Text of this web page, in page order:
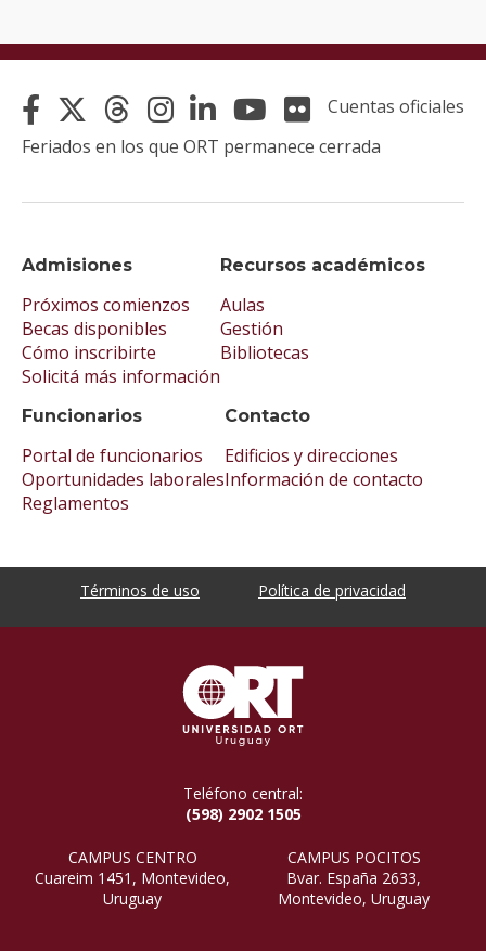
Admisiones
Próximos comienzos
Becas disponibles
Cómo inscribirte
Solicitá más información
Recursos académicos
Aulas
Gestión
Bibliotecas
Funcionarios
Portal de funcionarios
Oportunidades laborales
Reglamentos
Contacto
Edificios y direcciones
Información de contacto
Cuentas oficiales
Feriados en los que ORT permanece cerrada
Términos de uso Política de privacidad
Teléfono central:
(598) 2902 1505
CAMPUS CENTRO
Cuareim 1451, Montevideo,
Uruguay
CAMPUS POCITOS
Bvar. España 2633,
Montevideo, Uruguay